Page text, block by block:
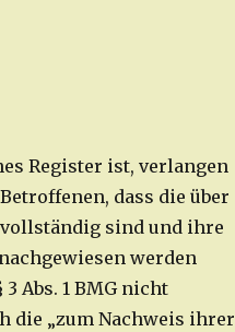
Register ist, verlangen
dass die über
sind und ihre
werden
Abs. 1 BMG nicht
die „zum Nachweis ihrer